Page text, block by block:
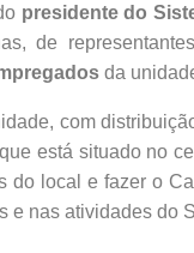
presidente do
de
da
com
está situado no
do local e fazer o
e nas atividades do